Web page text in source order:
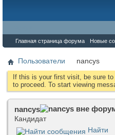
Главная страница форума Новые
Пользователи nancys
If this is your first visit, be sure
to proceed. To start viewing
nancys
Кандидат
Найти